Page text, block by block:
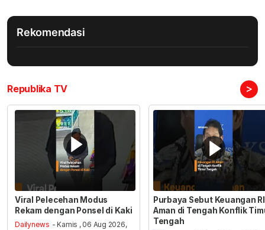
Rekomendasi
Republika TV >
Viral Pelecehan Modus
Rekam dengan Ponsel di Kaki
Dailynews - Kamis , 06 Aug 2026,
Purbaya Sebut Keuangan RI
Aman di Tengah Konflik
Tengah